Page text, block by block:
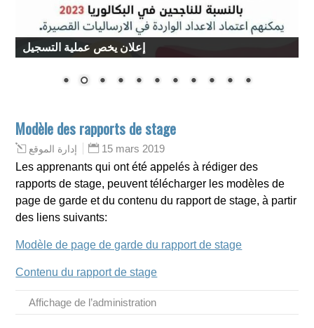
إعلان يخص عملية التسجيل
Modèle des rapports de stage
إدارة الموقع
15 mars 2019
Les apprenants qui ont été appelés à rédiger des
rapports de stage, peuvent télécharger les modèles de
page de garde et du contenu du rapport de stage, à partir
des liens suivants:
Modèle de page de garde du rapport de stage
Contenu du rapport de stage
Affichage de l’administration